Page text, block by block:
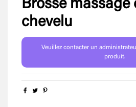
Brosse massage
chevelu
Veuillez contacter un
produit.